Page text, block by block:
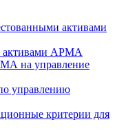
активами
активами АРМА
на управление
управлению
критерии для